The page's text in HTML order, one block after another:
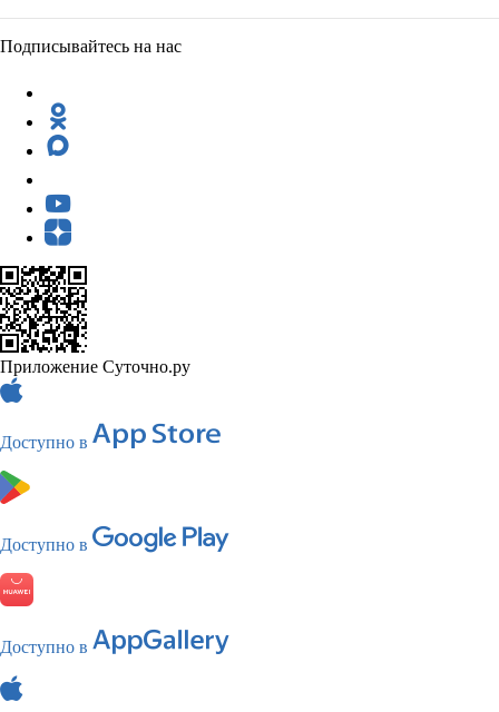
Подписывайтесь на нас
Приложение Суточно.ру
Доступно в
Доступно в
Доступно в